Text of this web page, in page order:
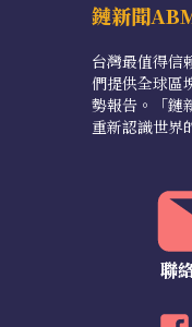
鏈新聞
台灣最值得信
們提供全球區
勢報告。「鏈
重新認識世界
聯